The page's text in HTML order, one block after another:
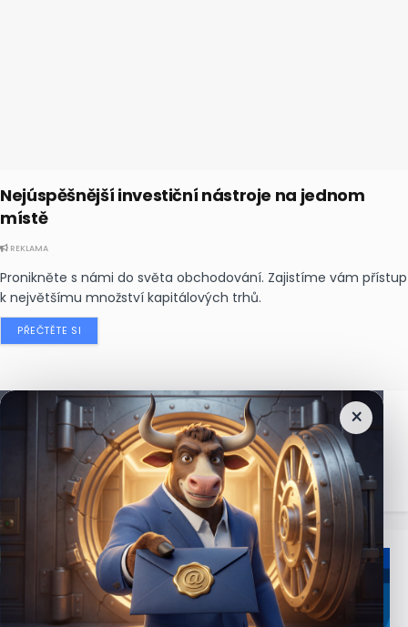
Nejúspěšnější investiční nástroje na jednom
místě
REKLAMA
Pronikněte s námi do světa obchodování. Zajistíme vám přístup
k největšímu množství kapitálových trhů.
PŘEČTĚTE SI
×
Nejčtenějšízprávy